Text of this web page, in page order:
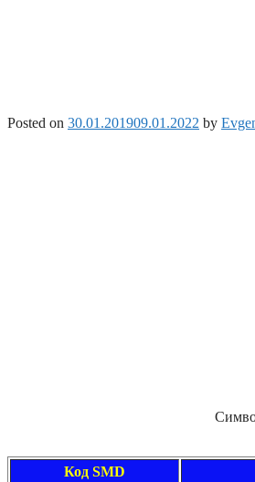
Posted on 30.01.201909.01.2022 by
Код SMD